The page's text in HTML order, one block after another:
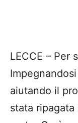
LECCE – Per
aiutando il
stata